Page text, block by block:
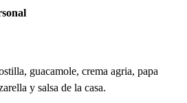
guacamole, crema agria, papa
y salsa de la casa.